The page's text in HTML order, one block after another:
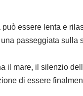
essere lenta e
passeggiata sulla
il mare, il silenzio
di essere